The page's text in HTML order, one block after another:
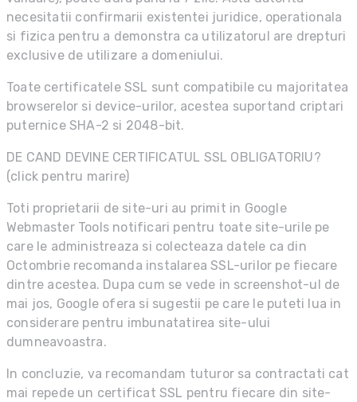
necesitatii confirmarii existentei juridice, operationala
si fizica pentru a demonstra ca utilizatorul are drepturi
exclusive de utilizare a domeniului.
Toate certificatele SSL sunt compatibile cu majoritatea
browserelor si device-urilor, acestea suportand criptari
puternice SHA-2 si 2048-bit.
DE CAND DEVINE CERTIFICATUL SSL OBLIGATORIU?
(click pentru marire)
Toti proprietarii de site-uri au primit in Google
Webmaster Tools notificari pentru toate site-urile pe
care le administreaza si colecteaza datele ca din
Octombrie recomanda instalarea SSL-urilor pe fiecare
dintre acestea. Dupa cum se vede in screenshot-ul de
mai jos, Google ofera si sugestii pe care le puteti lua in
considerare pentru imbunatatirea site-ului
dumneavoastra.
In concluzie, va recomandam tuturor sa contractati cat
mai repede un certificat SSL pentru fiecare din site-